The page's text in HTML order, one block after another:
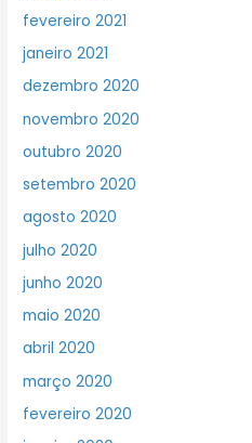
fevereiro 2021
janeiro 2021
dezembro 2020
novembro 2020
outubro 2020
setembro 2020
agosto 2020
julho 2020
junho 2020
maio 2020
abril 2020
março 2020
fevereiro 2020